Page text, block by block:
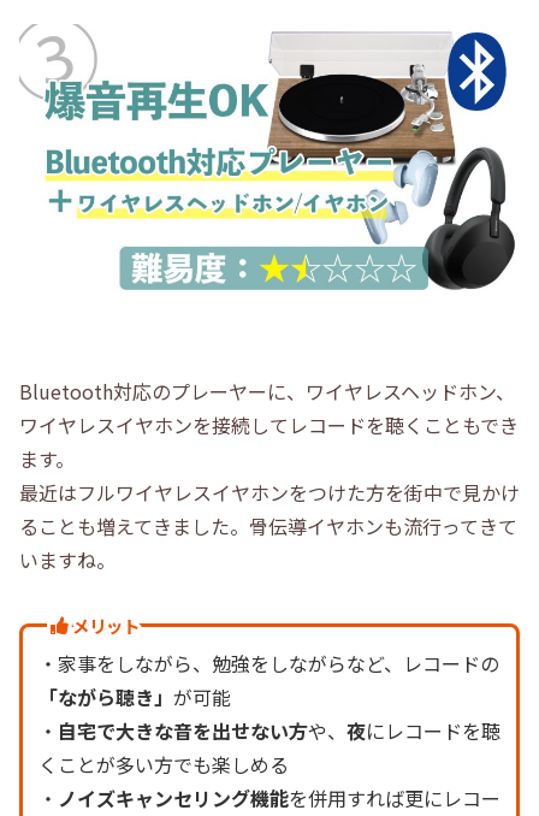
Bluetooth対応のプレーヤーに、ワイヤレスヘッドホン、
ワイヤレスイヤホンを接続してレコードを聴くこともでき
ます。
最近はフルワイヤレスイヤホンをつけた方を街中で見かけ
ることも増えてきました。骨伝導イヤホンも流行ってきて
いますね。
メリット
・家事をしながら、勉強をしながらなど、レコードの
「ながら聴き」 が可能
・ 自宅で大きな音を出せない方や、 夜にレコードを聴
くことが多い方でも楽しめる
・ ノイズキャンセリング機能を併用すれば更にレコー